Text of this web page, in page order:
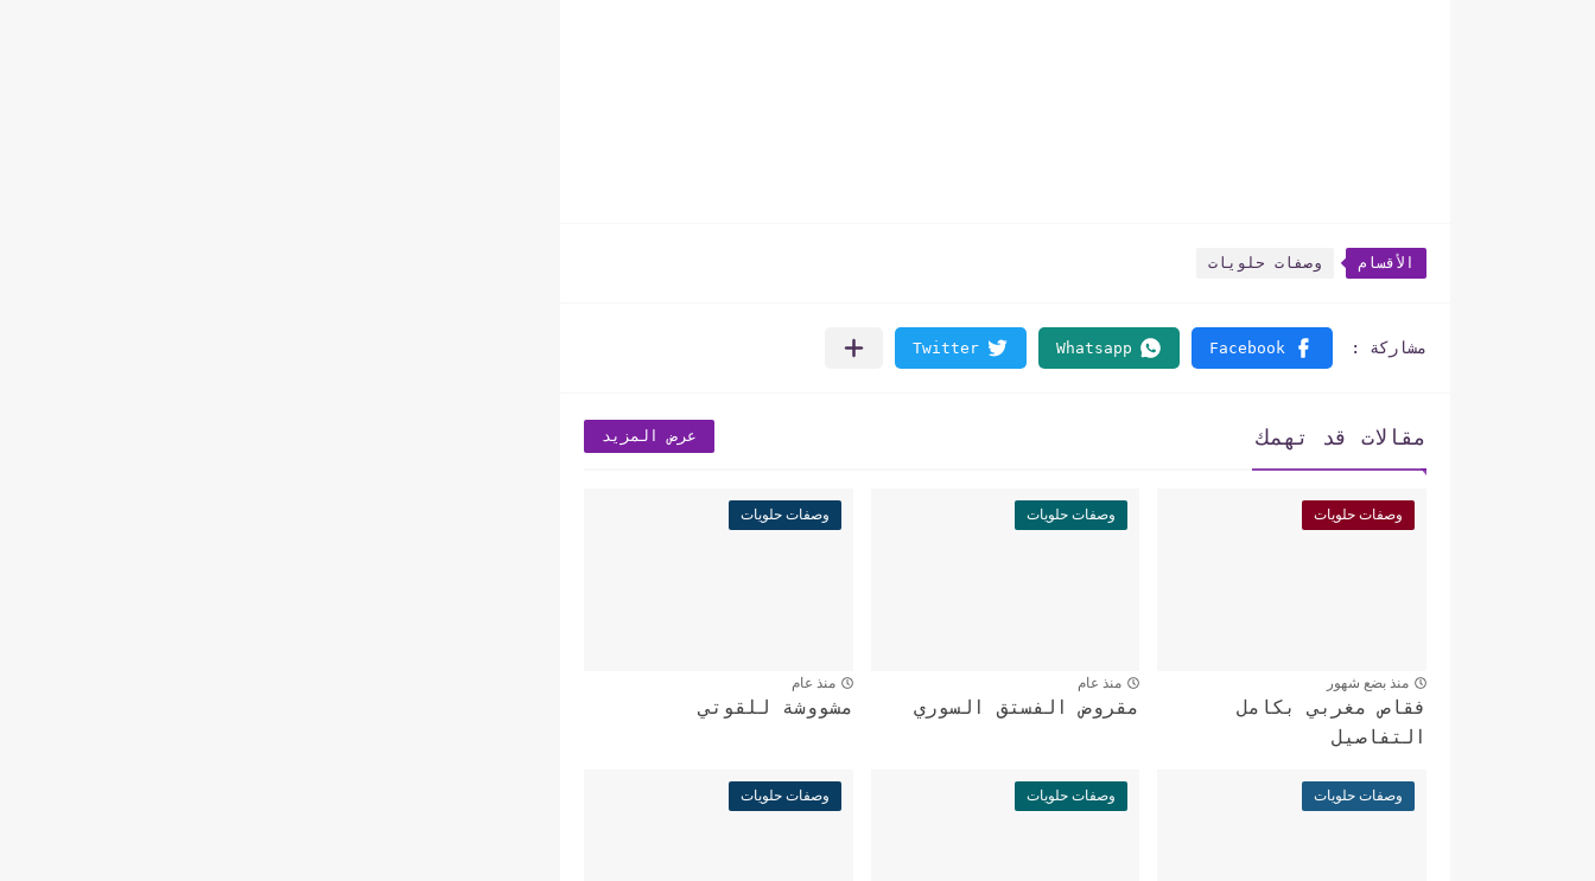
الأقسام وصفات حلويات
مقالات قد تهمك عرض المزيد
وصفات حلويات
منذ بضع شهور
فقاص مغربي بكامل
التفاصيل
وصفات حلويات
منذ عام
مقروض الفستق السوري
وصفات حلويات
منذ عام
مشووشة للقوتي
وصفات حلويات وصفات حلويات وصفات حلويات